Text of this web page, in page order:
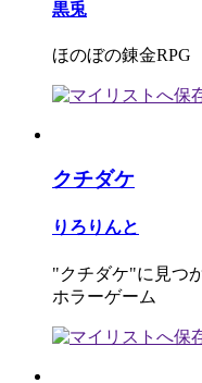
黒兎
ほのぼの錬金RPG
クチダケ
りろりんと
"クチダケ"に見つ
ホラーゲーム